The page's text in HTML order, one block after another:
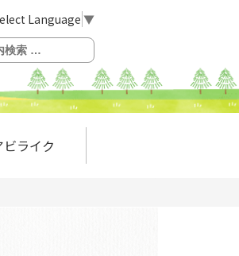
Language▼
ビライク